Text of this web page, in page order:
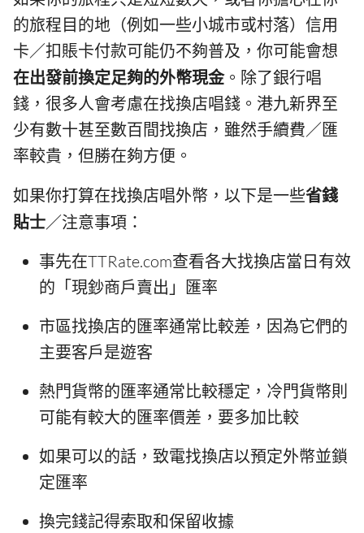
的旅程目的地（例如一些小城市或村落）信用
卡／扣賬卡付款可能仍不夠普及，你可能會想
在出發前換定足夠的外幣現金。除了銀行唱
錢，很多人會考慮在找換店唱錢。港九新界至
少有數十甚至數百間找換店，雖然手續費／匯
率較貴，但勝在夠方便。
如果你打算在找換店唱外幣，以下是一些省錢
貼士／注意事項：
事先在TTRate.com查看各大找換店當日有效
的「現鈔商戶賣出」匯率
市區找換店的匯率通常比較差，因為它們的
主要客戶是遊客
熱門貨幣的匯率通常比較穩定，冷門貨幣則
可能有較大的匯率價差，要多加比較
如果可以的話，致電找換店以預定外幣並鎖
定匯率
換完錢記得索取和保留收據